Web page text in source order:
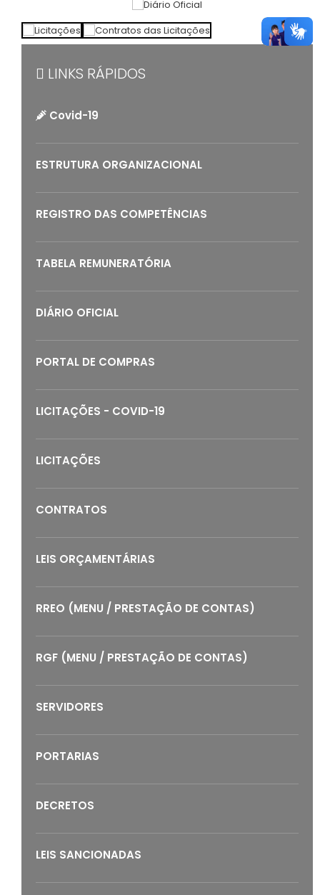
LINKS RÁPIDOS
Covid-19
ESTRUTURA ORGANIZACIONAL
REGISTRO DAS COMPETÊNCIAS
TABELA REMUNERATÓRIA
DIÁRIO OFICIAL
PORTAL DE COMPRAS
LICITAÇÕES - COVID-19
LICITAÇÕES
CONTRATOS
LEIS ORÇAMENTÁRIAS
RREO (MENU / PRESTAÇÃO DE CONTAS)
RGF (MENU / PRESTAÇÃO DE CONTAS)
SERVIDORES
PORTARIAS
DECRETOS
LEIS SANCIONADAS